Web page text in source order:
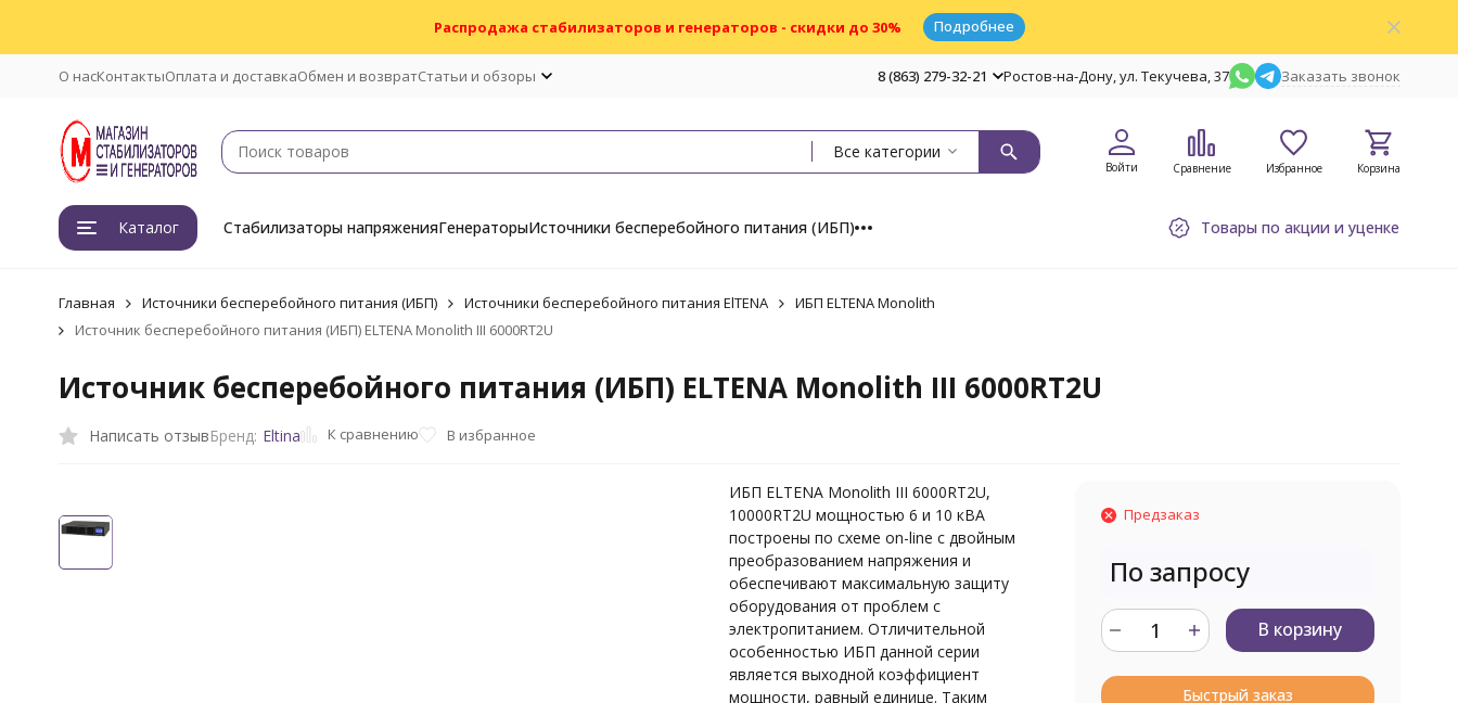
Распродажа стабилизаторов и генераторов - скидки до 30% Подробнее
О насКонтактыОплата и доставкаОбмен и возвратСтатьи и обзоры 8 (863) 279-32-21 Ростов-на-Дону, ул. Текучева, 37 Заказать звонок
Все категории
Войти Сравнение Избранное Корзина
Каталог Стабилизаторы напряженияГенераторыИсточники бесперебойного питания (ИБП) Товары по акции и уценке
Главная Источники бесперебойного питания (ИБП) Источники бесперебойного питания ElTENA
ИБП ELTENA Monolith
Источник бесперебойного питания (ИБП) ELTENA Monolith III 6000RT2U
Источник бесперебойного питания (ИБП) ELTENA Monolith III 6000RT2U
Написать отзывБренд: Eltina К сравнению В избранное
ИБП ELTENA Monolith III 6000RT2U,
10000RT2U мощностью 6 и 10 кВА
построены по схеме on-line с двойным
преобразованием напряжения и
обеспечивают максимальную защиту
оборудования от проблем с
электропитанием. Отличительной
особенностью ИБП данной серии
является выходной коэффициент
мощности, равный единице. Таким
Предзаказ
По запросу
В корзину
Быстрый заказ